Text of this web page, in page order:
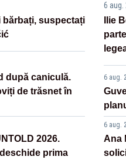
suspectați
după caniculă.
de trăsnet în
2026.
prima
6 aug.
Ilie
6 aug.
6 aug.
Ana